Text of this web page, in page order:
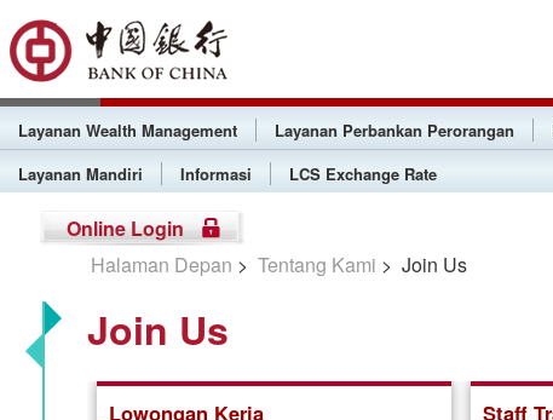
Layanan Wealth Management Layanan Perbankan Perorangan
Layanan Mandiri
Informasi LCS Exchange Rate
Online Login
Halaman Depan > Tentang Kami > Join Us
Join Us
Lowongan Kerja Staff